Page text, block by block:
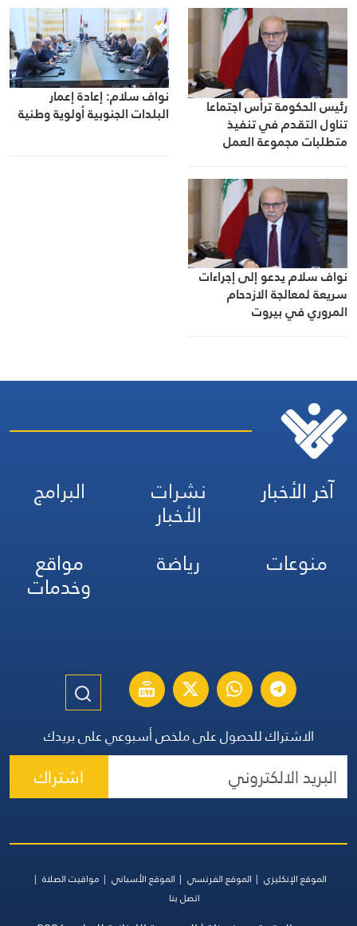
رئيس الحكومة ترأس اجتماعا
تناول التقدم في تنفيذ
متطلبات مجموعة العمل
القائمة الرمادية
نواف سلام: إعادة إعمار
البلدات الجنوبية أولوية وطنية
نواف سلام يدعو إلى إجراءات
سريعة لمعالجة الازدحام
المروري في بيروت
آخر الأخبار نشرات
الأخبار
البرامج
منوعات
رياضة مواقع
وخدمات
الاشتراك للحصول على ملخص أسبوعي على بريدك
اشتراك
الموقع الإنكليزي الموقع الفرنسي الموقع الأسباني
مواقيت الصلاة
اتصل بنا